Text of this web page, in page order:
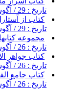
تاریخ : 29 / آگوست / 2018
کتاب از
تاریخ : 29 / آگوست / 2018
مجموعه
تاریخ : 26 / آگوست / 2018
کتاب جواهر
تاریخ : 26 / آگوست / 2018
کتاب جامع
تاریخ : 26 / آگوست / 2018